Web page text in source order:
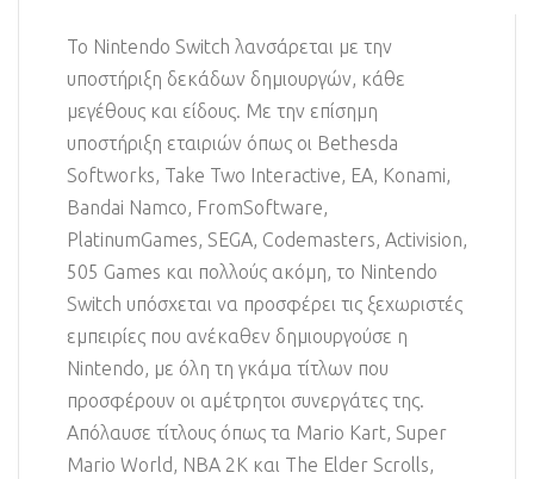
Το Nintendo Switch λανσάρεται με την
υποστήριξη δεκάδων δημιουργών, κάθε
μεγέθους και είδους. Με την επίσημη
υποστήριξη εταιριών όπως οι Bethesda
Softworks, Take Two Interactive, EA, Konami,
Bandai Namco, FromSoftware,
PlatinumGames, SEGA, Codemasters, Activision,
505 Games και πολλούς ακόμη, το Nintendo
Switch υπόσχεται να προσφέρει τις ξεχωριστές
εμπειρίες που ανέκαθεν δημιουργούσε η
Nintendo, με όλη τη γκάμα τίτλων που
προσφέρουν οι αμέτρητοι συνεργάτες της.
Απόλαυσε τίτλους όπως τα Mario Kart, Super
Mario World, NBA 2K και The Elder Scrolls,